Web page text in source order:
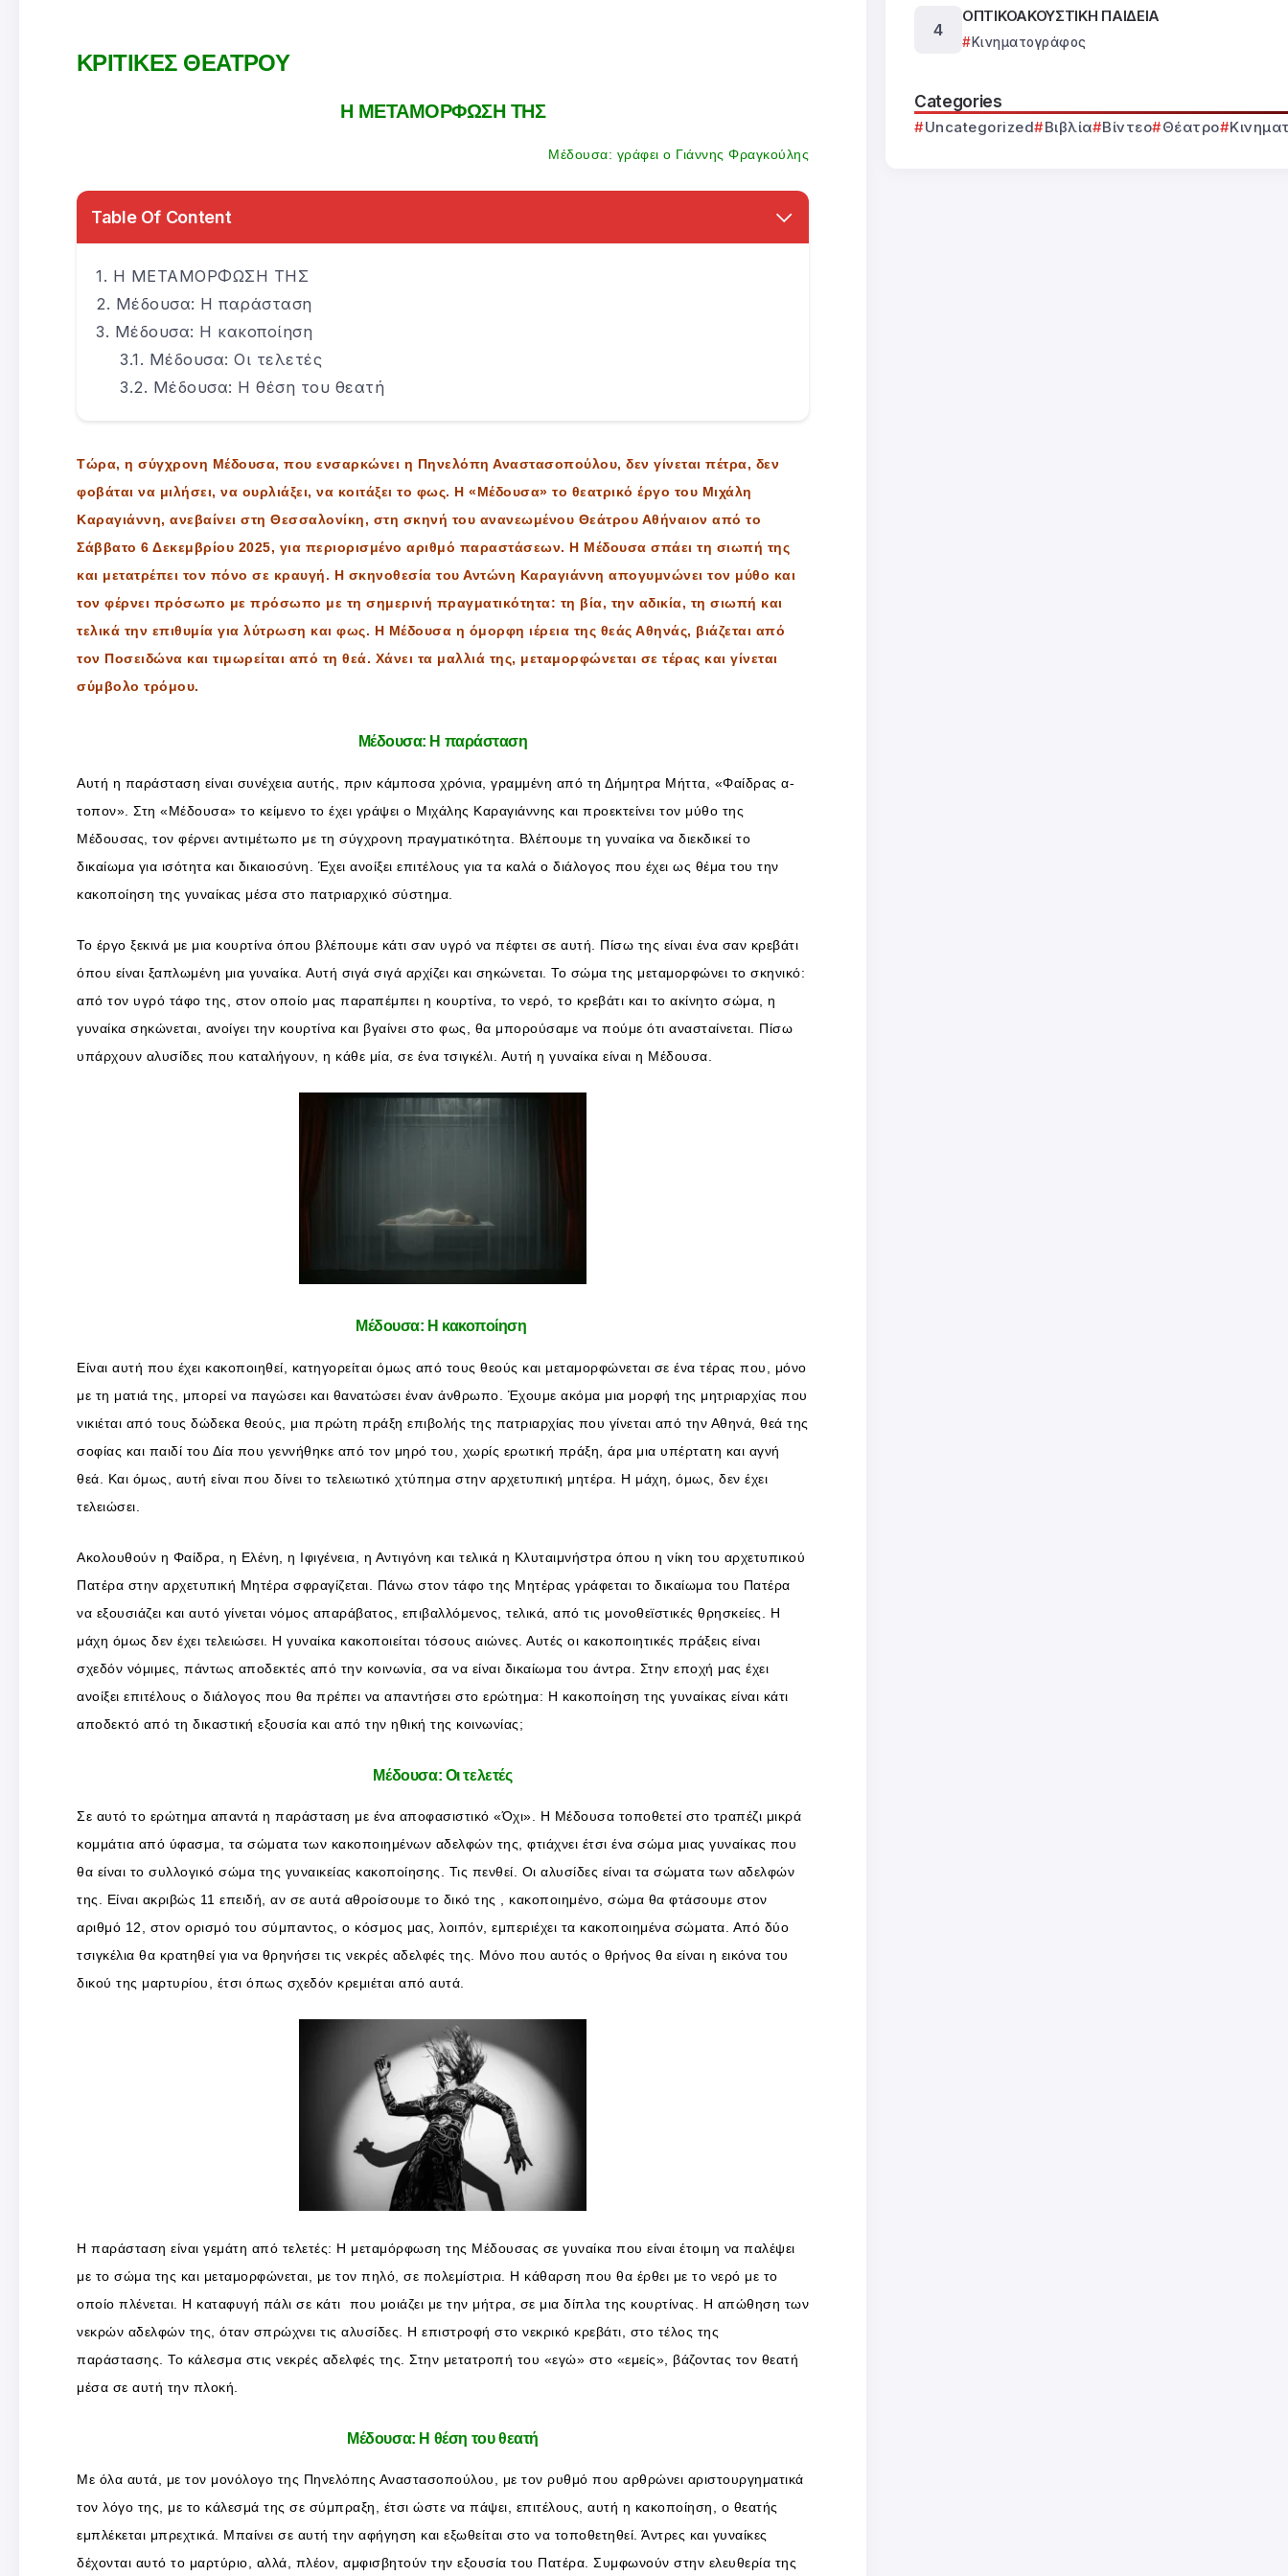
ΚΡΙΤΙΚΕΣ ΘΕΑΤΡΟΥ
Η ΜΕΤΑΜΟΡΦΩΣΗ ΤΗΣ
Μέδουσα: γράφει ο Γιάννης Φραγκούλης
Table Of Content
Η ΜΕΤΑΜΟΡΦΩΣΗ ΤΗΣ
Μέδουσα: Η παράσταση
Μέδουσα: Η κακοποίηση
Μέδουσα: Οι τελετές
Μέδουσα: Η θέση του θεατή
Τώρα, η σύγχρονη Μέδουσα, που ενσαρκώνει η Πηνελόπη Αναστασοπούλου, δεν γίνεται πέτρα, δεν
φοβάται να μιλήσει, να ουρλιάξει, να κοιτάξει το φως. H «Μέδουσα» το θεατρικό έργο του Μιχάλη
Καραγιάννη, ανεβαίνει στη Θεσσαλονίκη, στη σκηνή του ανανεωμένου Θεάτρου Αθήναιον από το
Σάββατο 6 Δεκεμβρίου 2025, για περιορισμένο αριθμό παραστάσεων. Η Μέδουσα σπάει τη σιωπή της
και μετατρέπει τον πόνο σε κραυγή. Η σκηνοθεσία του Αντώνη Καραγιάννη απογυμνώνει τον μύθο και
τον φέρνει πρόσωπο με πρόσωπο με τη σημερινή πραγματικότητα: τη βία, την αδικία, τη σιωπή και
τελικά την επιθυμία για λύτρωση και φως. Η Μέδουσα η όμορφη ιέρεια της θεάς Αθηνάς, βιάζεται από
τον Ποσειδώνα και τιμωρείται από τη θεά. Χάνει τα μαλλιά της, μεταμορφώνεται σε τέρας και γίνεται
σύμβολο τρόμου.
Μέδουσα: Η παράσταση
Αυτή η παράσταση είναι συνέχεια αυτής, πριν κάμποσα χρόνια, γραμμένη από τη Δήμητρα Μήττα, «Φαίδρας α-
τοπον». Στη «Μέδουσα» το κείμενο το έχει γράψει ο Μιχάλης Καραγιάννης και προεκτείνει τον μύθο της
Μέδουσας, τον φέρνει αντιμέτωπο με τη σύγχρονη πραγματικότητα. Βλέπουμε τη γυναίκα να διεκδικεί το
δικαίωμα για ισότητα και δικαιοσύνη. Έχει ανοίξει επιτέλους για τα καλά ο διάλογος που έχει ως θέμα του την
κακοποίηση της γυναίκας μέσα στο πατριαρχικό σύστημα.
Το έργο ξεκινά με μια κουρτίνα όπου βλέπουμε κάτι σαν υγρό να πέφτει σε αυτή. Πίσω της είναι ένα σαν κρεβάτι
όπου είναι ξαπλωμένη μια γυναίκα. Αυτή σιγά σιγά αρχίζει και σηκώνεται. Το σώμα της μεταμορφώνει το σκηνικό:
από τον υγρό τάφο της, στον οποίο μας παραπέμπει η κουρτίνα, το νερό, το κρεβάτι και το ακίνητο σώμα, η
γυναίκα σηκώνεται, ανοίγει την κουρτίνα και βγαίνει στο φως, θα μπορούσαμε να πούμε ότι ανασταίνεται. Πίσω
υπάρχουν αλυσίδες που καταλήγουν, η κάθε μία, σε ένα τσιγκέλι. Αυτή η γυναίκα είναι η Μέδουσα.
Μέδουσα: Η κακοποίηση
Είναι αυτή που έχει κακοποιηθεί, κατηγορείται όμως από τους θεούς και μεταμορφώνεται σε ένα τέρας που, μόνο
με τη ματιά της, μπορεί να παγώσει και θανατώσει έναν άνθρωπο. Έχουμε ακόμα μια μορφή της μητριαρχίας που
νικιέται από τους δώδεκα θεούς, μια πρώτη πράξη επιβολής της πατριαρχίας που γίνεται από την Αθηνά, θεά της
σοφίας και παιδί του Δία που γεννήθηκε από τον μηρό του, χωρίς ερωτική πράξη, άρα μια υπέρτατη και αγνή
θεά. Και όμως, αυτή είναι που δίνει το τελειωτικό χτύπημα στην αρχετυπική μητέρα. Η μάχη, όμως, δεν έχει
τελειώσει.
Ακολουθούν η Φαίδρα, η Ελένη, η Ιφιγένεια, η Αντιγόνη και τελικά η Κλυταιμνήστρα όπου η νίκη του αρχετυπικού
Πατέρα στην αρχετυπική Μητέρα σφραγίζεται. Πάνω στον τάφο της Μητέρας γράφεται το δικαίωμα του Πατέρα
να εξουσιάζει και αυτό γίνεται νόμος απαράβατος, επιβαλλόμενος, τελικά, από τις μονοθεϊστικές θρησκείες. Η
μάχη όμως δεν έχει τελειώσει. Η γυναίκα κακοποιείται τόσους αιώνες. Αυτές οι κακοποιητικές πράξεις είναι
σχεδόν νόμιμες, πάντως αποδεκτές από την κοινωνία, σα να είναι δικαίωμα του άντρα. Στην εποχή μας έχει
ανοίξει επιτέλους ο διάλογος που θα πρέπει να απαντήσει στο ερώτημα: Η κακοποίηση της γυναίκας είναι κάτι
αποδεκτό από τη δικαστική εξουσία και από την ηθική της κοινωνίας;
Μέδουσα: Οι τελετές
Σε αυτό το ερώτημα απαντά η παράσταση με ένα αποφασιστικό «Όχι». Η Μέδουσα τοποθετεί στο τραπέζι μικρά
κομμάτια από ύφασμα, τα σώματα των κακοποιημένων αδελφών της, φτιάχνει έτσι ένα σώμα μιας γυναίκας που
θα είναι το συλλογικό σώμα της γυναικείας κακοποίησης. Τις πενθεί. Οι αλυσίδες είναι τα σώματα των αδελφών
της. Είναι ακριβώς 11 επειδή, αν σε αυτά αθροίσουμε το δικό της , κακοποιημένο, σώμα θα φτάσουμε στον
αριθμό 12, στον ορισμό του σύμπαντος, ο κόσμος μας, λοιπόν, εμπεριέχει τα κακοποιημένα σώματα. Από δύο
τσιγκέλια θα κρατηθεί για να θρηνήσει τις νεκρές αδελφές της. Μόνο που αυτός ο θρήνος θα είναι η εικόνα του
δικού της μαρτυρίου, έτσι όπως σχεδόν κρεμιέται από αυτά.
Η παράσταση είναι γεμάτη από τελετές: Η μεταμόρφωση της Μέδουσας σε γυναίκα που είναι έτοιμη να παλέψει
με το σώμα της και μεταμορφώνεται, με τον πηλό, σε πολεμίστρια. Η κάθαρση που θα έρθει με το νερό με το
οποίο πλένεται. Η καταφυγή πάλι σε κάτι που μοιάζει με την μήτρα, σε μια δίπλα της κουρτίνας. Η απώθηση των
νεκρών αδελφών της, όταν σπρώχνει τις αλυσίδες. Η επιστροφή στο νεκρικό κρεβάτι, στο τέλος της
παράστασης. Το κάλεσμα στις νεκρές αδελφές της. Στην μετατροπή του «εγώ» στο «εμείς», βάζοντας τον θεατή
μέσα σε αυτή την πλοκή.
Μέδουσα: Η θέση του θεατή
Με όλα αυτά, με τον μονόλογο της Πηνελόπης Αναστασοπούλου, με τον ρυθμό που αρθρώνει αριστουργηματικά
τον λόγο της, με το κάλεσμά της σε σύμπραξη, έτσι ώστε να πάψει, επιτέλους, αυτή η κακοποίηση, ο θεατής
εμπλέκεται μπρεχτικά. Μπαίνει σε αυτή την αφήγηση και εξωθείται στο να τοποθετηθεί. Άντρες και γυναίκες
δέχονται αυτό το μαρτύριο, αλλά, πλέον, αμφισβητούν την εξουσία του Πατέρα. Συμφωνούν στην ελευθερία της
ΟΠΤΙΚΟΑΚΟΥΣΤΙΚΗ ΠΑΙΔΕΙΑ
Κινηματογράφος
Categories
Uncategorized Βιβλία Βίντεο Θέατρο